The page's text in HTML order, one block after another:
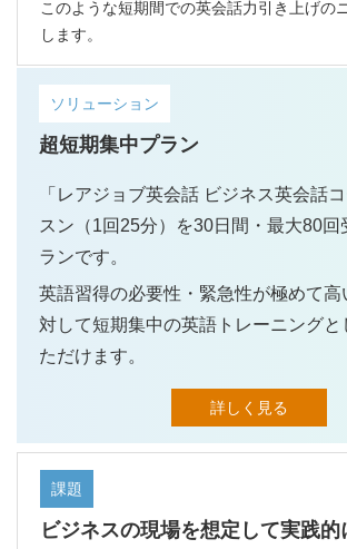
このような短期間での英会話力引き上げの
します。
ソリューション
超短期集中プラン
「レアジョブ英会話 ビジネス英会話
スン（1回25分）を30日間・最大80回
ランです。
英語習得の必要性・緊急性が極めて高
対して短期集中の英語トレーニングと
ただけます。
詳しく見る
課題
ビジネスの現場を想定して実践的